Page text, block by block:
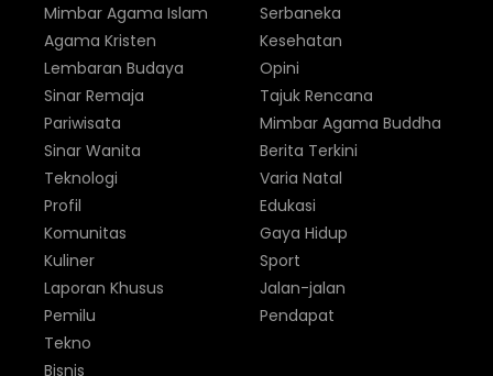
Mimbar Agama Islam
Agama Kristen
Lembaran Budaya
Sinar Remaja
Pariwisata
Sinar Wanita
Serbaneka
Kesehatan
Opini
Tajuk Rencana
Mimbar Agama Buddha
Berita Terkini
Teknologi
Profil
Komunitas
Kuliner
Laporan Khusus
Pemilu
Varia Natal
Edukasi
Gaya Hidup
Sport
Jalan-jalan
Pendapat
Tekno
Bisnis